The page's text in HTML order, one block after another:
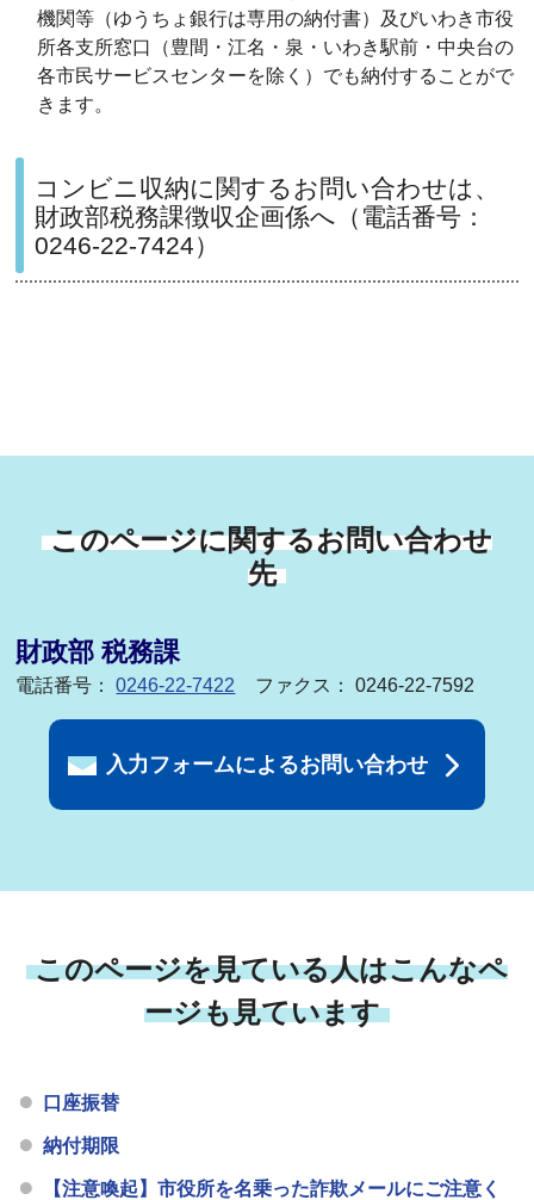
機関等（ゆうちょ銀行は専用の納付書）及びいわき市役
所各支所窓口（豊間・江名・泉・いわき駅前・中央台の
各市民サービスセンターを除く）でも納付することがで
きます。
コンビニ収納に関するお問い合わせは、
財政部税務課徴収企画係へ（電話番号：
0246-22-7424）
このページに関するお問い合わせ
先
財政部 税務課
電話番号：0246-22-7422 ファクス： 0246-22-7592
入力フォームによるお問い合わせ
このページを見ている人はこんなペ
ージも見ています
口座振替
納付期限
【注意喚起】市役所を名乗った詐欺メールにご注意く